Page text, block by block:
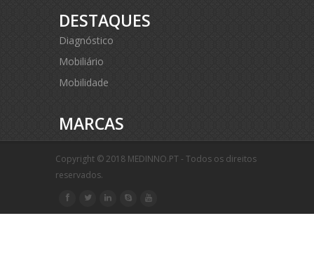
DESTAQUES
Diagnóstico
Mobiliário
Mobilidade
MARCAS
Copyright © 2018 MEDINNO.PT - Todos os direitos
reservados.